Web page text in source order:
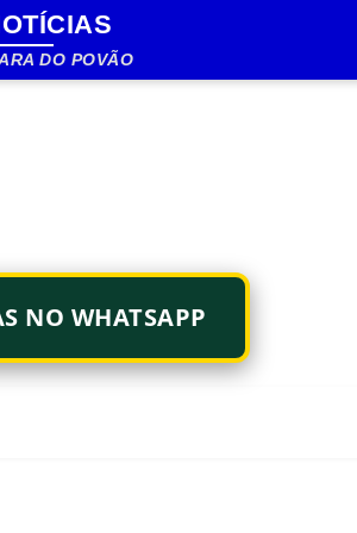
principal
DO POVÃO
NO WHATSAPP